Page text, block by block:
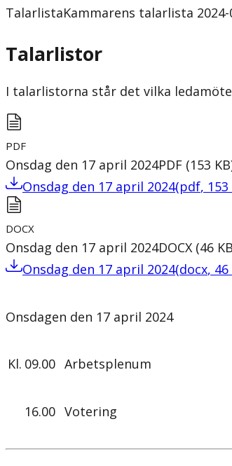
TalarlistaKammarens talarlista 2024-
Talarlistor
I talarlistorna står det vilka
PDF
Onsdag den 17 april 2024PDF (153 KB
Onsdag den 17 april 2024(pdf, 153
DOCX
Onsdag den 17 april 2024DOCX (46 KB
Onsdag den 17 april 2024(docx, 46
Onsdagen den 17 april 2024
Kl. 09.00 Arbetsplenum
16.00 Votering